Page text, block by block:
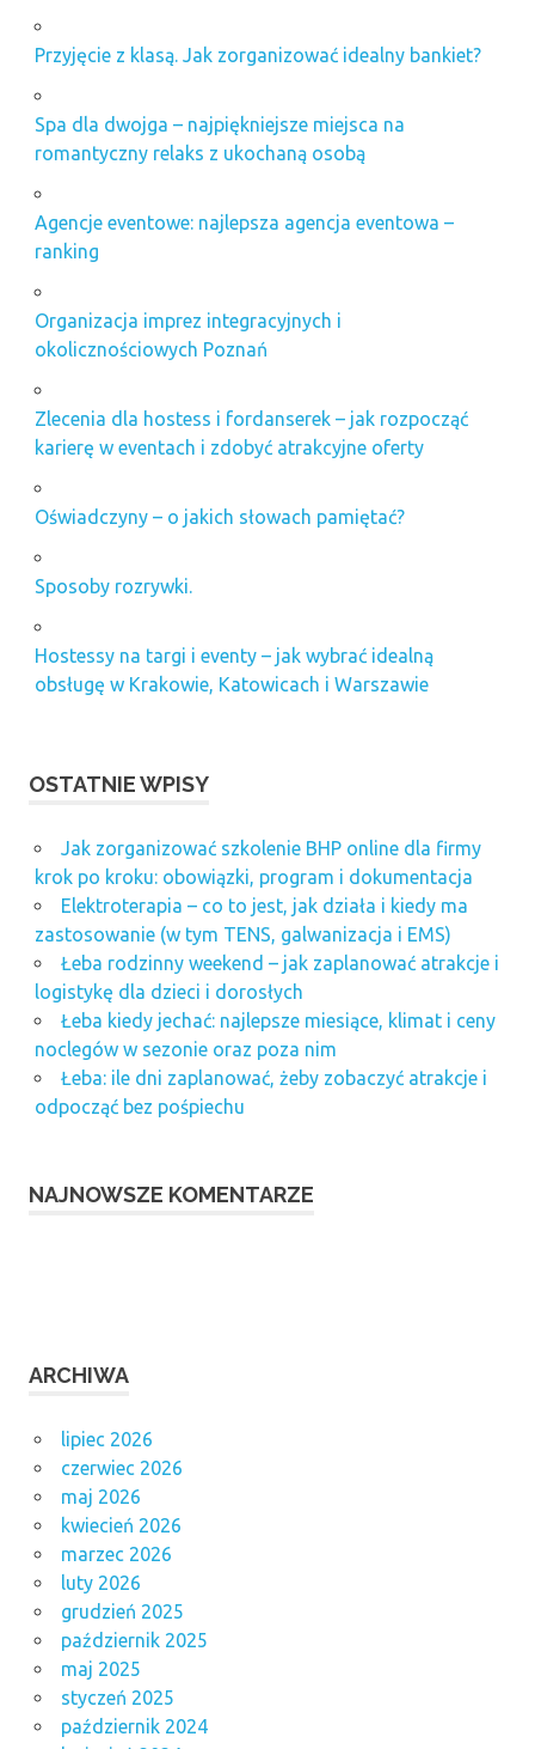
Przyjęcie z klasą. Jak zorganizować idealny bankiet?
Spa dla dwojga – najpiękniejsze miejsca na
romantyczny relaks z ukochaną osobą
Agencje eventowe: najlepsza agencja eventowa –
ranking
Organizacja imprez integracyjnych i
okolicznościowych Poznań
Zlecenia dla hostess i fordanserek – jak rozpocząć
karierę w eventach i zdobyć atrakcyjne oferty
Oświadczyny – o jakich słowach pamiętać?
Sposoby rozrywki.
Hostessy na targi i eventy – jak wybrać idealną
obsługę w Krakowie, Katowicach i Warszawie
OSTATNIE WPISY
Jak zorganizować szkolenie BHP online dla firmy
krok po kroku: obowiązki, program i dokumentacja
Elektroterapia – co to jest, jak działa i kiedy ma
zastosowanie (w tym TENS, galwanizacja i EMS)
Łeba rodzinny weekend – jak zaplanować atrakcje i
logistykę dla dzieci i dorosłych
Łeba kiedy jechać: najlepsze miesiące, klimat i ceny
noclegów w sezonie oraz poza nim
Łeba: ile dni zaplanować, żeby zobaczyć atrakcje i
odpocząć bez pośpiechu
NAJNOWSZE KOMENTARZE
ARCHIWA
lipiec 2026
czerwiec 2026
maj 2026
kwiecień 2026
marzec 2026
luty 2026
grudzień 2025
październik 2025
maj 2025
styczeń 2025
październik 2024